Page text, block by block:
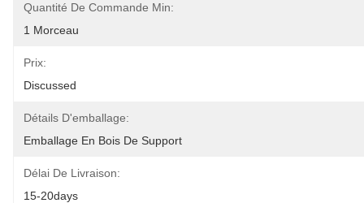
Quantité De Commande Min:
1 Morceau
Prix:
Discussed
Détails D'emballage:
Emballage En Bois De Support
Délai De Livraison:
15-20days